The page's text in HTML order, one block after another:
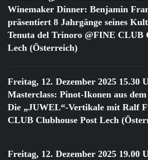
Winemaker Dinner: Benjamin
präsentiert 8 Jahrgänge seines
Tenuta del Trinoro @FINE CLUB
Lech (Österreich)
Freitag, 12. Dezember 2025 15.30
Masterclass: Pinot-Ikonen aus
Die „JUWEL“-Vertikale mit Ralf
CLUB Clubhouse Post Lech
Freitag, 12. Dezember 2025 19.00